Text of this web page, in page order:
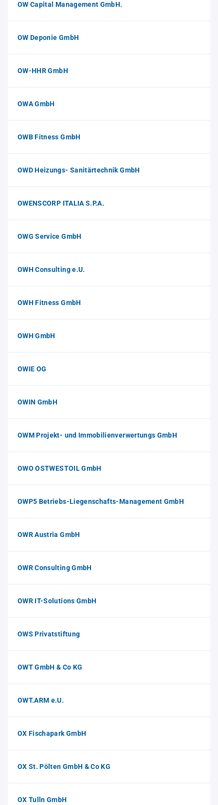
OW Capital Management GmbH.
OW Deponie GmbH
OW-HHR GmbH
OWA GmbH
OWB Fitness GmbH
OWD Heizungs- Sanitärtechnik GmbH
OWENSCORP ITALIA S.P.A.
OWG Service GmbH
OWH Consulting e.U.
OWH Fitness GmbH
OWH GmbH
OWIE OG
OWIN GmbH
OWM Projekt- und Immobilienverwertungs GmbH
OWO OSTWESTOIL GmbH
OWP5 Betriebs-Liegenschafts-Management GmbH
OWR Austria GmbH
OWR Consulting GmbH
OWR IT-Solutions GmbH
OWS Privatstiftung
OWT GmbH & Co KG
OWT.ARM e.U.
OX Fischapark GmbH
OX St. Pölten GmbH & Co KG
OX Tulln GmbH